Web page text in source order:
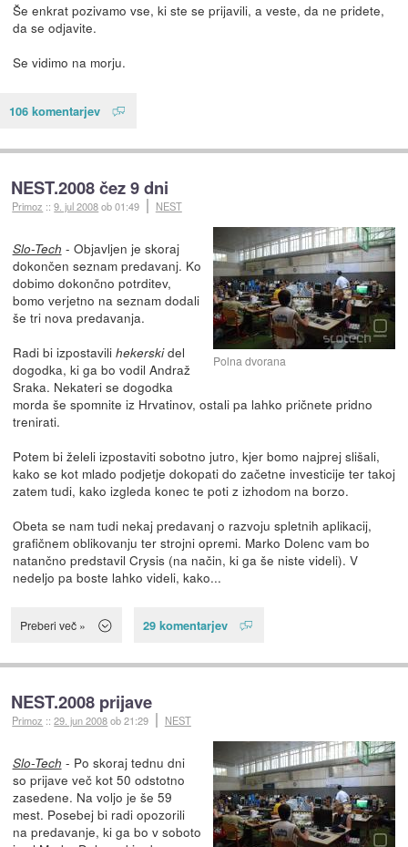
Še enkrat pozivamo vse, ki ste se prijavili, a veste, da ne pridete,
da se odjavite.
Se vidimo na morju.
106 komentarjev
NEST.2008 čez 9 dni
Primoz ::9. jul 2008ob 01:49 NEST
Polna dvorana
Slo-Tech - Objavljen je skoraj
dokončen seznam predavanj. Ko
dobimo dokončno potrditev,
bomo verjetno na seznam dodali
še tri nova predavanja.
Radi bi izpostavili hekerskidel
dogodka, ki ga bo vodil Andraž
Sraka. Nekateri se dogodka
morda še spomnite iz Hrvatinov, ostali pa lahko pričnete pridno
trenirati.
Potem bi želeli izpostaviti sobotno jutro, kjer bomo najprej slišali,
kako se kot mlado podjetje dokopati do začetne investicije ter takoj
zatem tudi, kako izgleda konec te poti z izhodom na borzo.
Obeta se nam tudi nekaj predavanj o razvoju spletnih aplikacij,
grafičnem oblikovanju ter strojni opremi. Marko Dolenc vam bo
natančno predstavil Crysis (na način, ki ga še niste videli). V
nedeljo pa boste lahko videli, kako...
Preberi več » 29 komentarjev
NEST.2008 prijave
Primoz ::29. jun 2008ob 21:29 NEST
Slo-Tech - Po skoraj tednu dni
so prijave več kot 50 odstotno
zasedene. Na voljo je še 59
mest. Posebej bi radi opozorili
na predavanje, ki ga bo v soboto